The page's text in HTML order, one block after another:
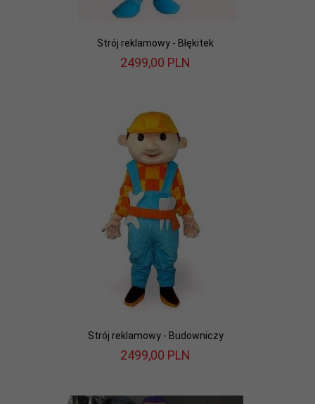
Strój reklamowy - Błękitek
2499,00 PLN
Strój reklamowy - Budowniczy
2499,00 PLN